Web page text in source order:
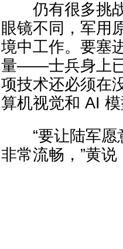
仍有很多挑战
眼镜不同，军用
境中工作。要塞
量——士兵身上
项技术还必须在
算机视觉和 AI
“要让陆军愿
非常流畅，”黄说